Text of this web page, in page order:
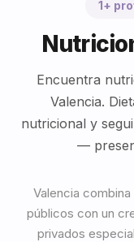
1+
Encuentra
Valencia.
nutricional y
—
Valencia
públicos con un
privados